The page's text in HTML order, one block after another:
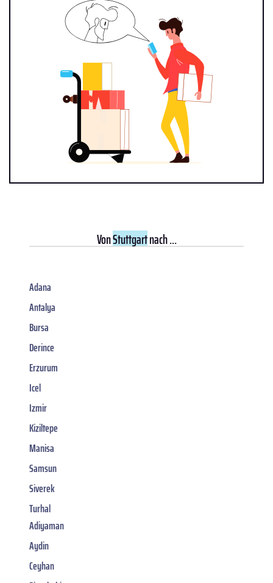
VonStuttgartnach ...
Adana
Antalya
Bursa
Derince
Erzurum
Icel
Izmir
Kiziltepe
Manisa
Samsun
Siverek
Turhal
Adiyaman
Aydin
Ceyhan